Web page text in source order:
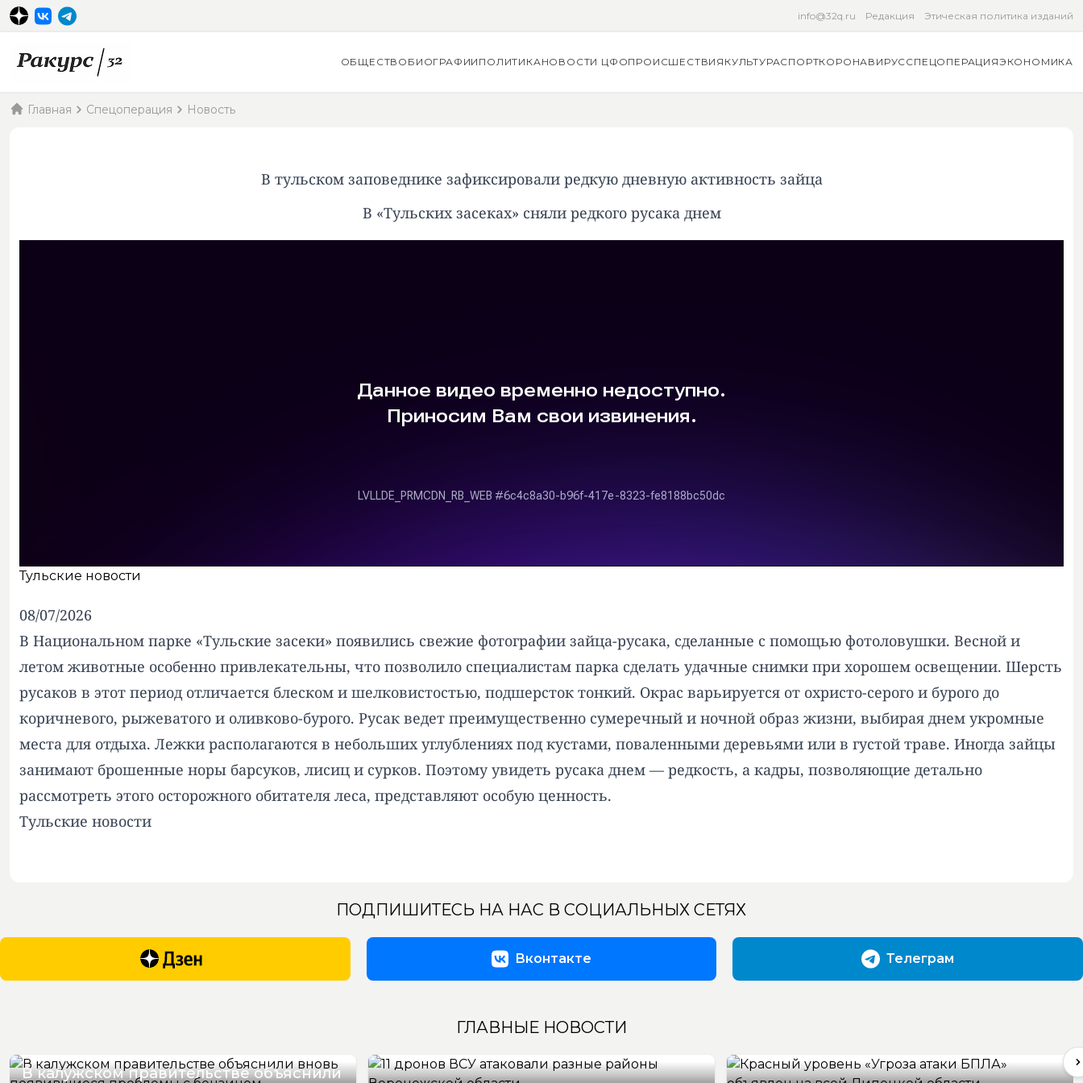
info@32q.ru Редакция Этическая политика изданий
ОБЩЕСТВО БИОГРАФИИ ПОЛИТИКАНОВОСТИ ЦФОПРОИСШЕСТВИЯ КУЛЬТУРАСПОРТКОРОНАВИРУССПЕЦОПЕРАЦИЯЭКОНОМИКА
Главная Спецоперация Новость
В тульском заповеднике зафиксировали редкую дневную активность зайца
В «Тульских засеках» сняли редкого русака днем
Тульские новости
08/07/2026
В Национальном парке «Тульские засеки» появились свежие фотографии зайца-русака, сделанные с помощью фотоловушки. Весной и
летом животные особенно привлекательны, что позволило специалистам парка сделать удачные снимки при хорошем освещении. Шерсть
русаков в этот период отличается блеском и шелковистостью, подшерсток тонкий. Окрас варьируется от охристо-серого и бурого до
коричневого, рыжеватого и оливково-бурого. Русак ведет преимущественно сумеречный и ночной образ жизни, выбирая днем укромные
места для отдыха. Лежки располагаются в небольших углублениях под кустами, поваленными деревьями или в густой траве. Иногда зайцы
занимают брошенные норы барсуков, лисиц и сурков. Поэтому увидеть русака днем — редкость, а кадры, позволяющие детально
рассмотреть этого осторожного обитателя леса, представляют особую ценность.
Тульские новости
ПОДПИШИТЕСЬ НА НАС В СОЦИАЛЬНЫХ СЕТЯХ
Вконтакте Телеграм
ГЛАВНЫЕ НОВОСТИ
В калужском правительстве объяснили